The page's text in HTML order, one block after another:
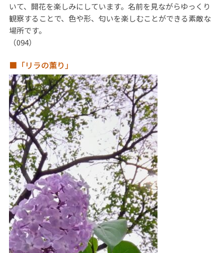
いて、開花を楽しみにしています。名前を見ながらゆっくり
観察することで、色や形、匂いを楽しむことができる素敵な
場所です。
（094）
■「リラの薫り」